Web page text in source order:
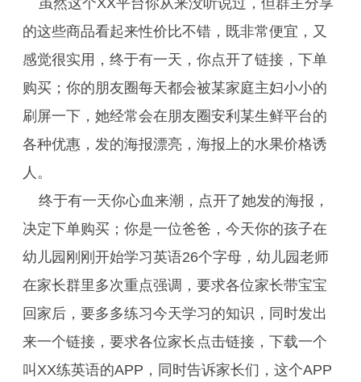
虽然这个XX平台你从来没听说过，但群主分享
的这些商品看起来性价比不错，既非常便宜，又
感觉很实用，终于有一天，你点开了链接，下单
购买；你的朋友圈每天都会被某家庭主妇小小的
刷屏一下，她经常会在朋友圈安利某生鲜平台的
各种优惠，发的海报漂亮，海报上的水果价格诱
人。
终于有一天你心血来潮，点开了她发的海报，
决定下单购买；你是一位爸爸，今天你的孩子在
幼儿园刚刚开始学习英语26个字母，幼儿园老师
在家长群里多次重点强调，要求各位家长带宝宝
回家后，要多多练习今天学习的知识，同时发出
来一个链接，要求各位家长点击链接，下载一个
叫XX练英语的APP，同时告诉家长们，这个APP